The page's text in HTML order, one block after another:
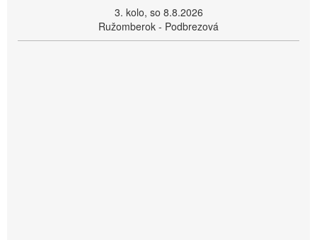
3. kolo, so 8.8.2026
Ružomberok - Podbrezová